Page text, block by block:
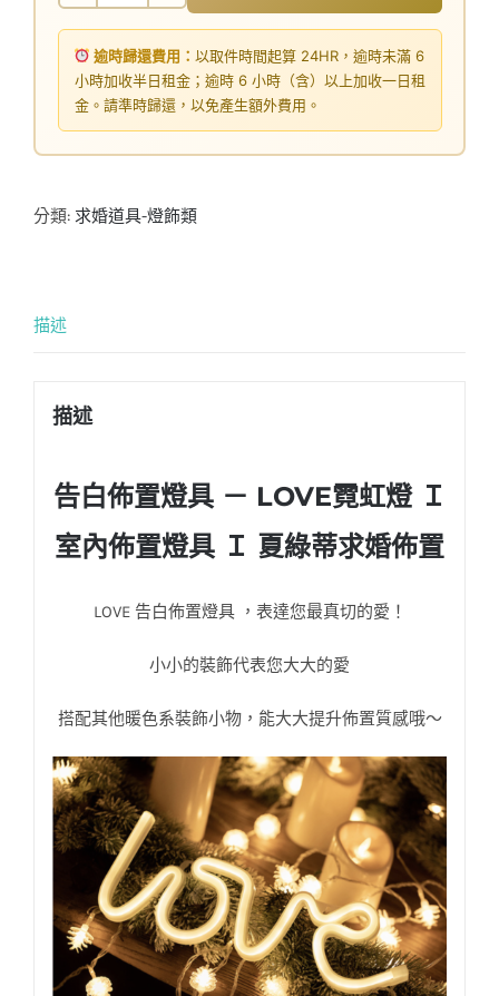
逾時歸還費用：以取件時間起算 24HR，逾時未滿 6
小時加收半日租金；逾時 6 小時（含）以上加收一日租
金。請準時歸還，以免產生額外費用。
分類: 求婚道具-燈飾類
描述
描述
告白佈置燈具 － LOVE霓虹燈 Ｉ
室內佈置燈具 Ｉ 夏綠蒂求婚佈置
LOVE 告白佈置燈具 ，表達您最真切的愛！
小小的裝飾代表您大大的愛
搭配其他暖色系裝飾小物，能大大提升佈置質感哦～